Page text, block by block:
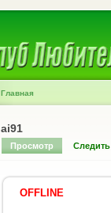
Главная
ai91
Просмотр Следить
OFFLINE